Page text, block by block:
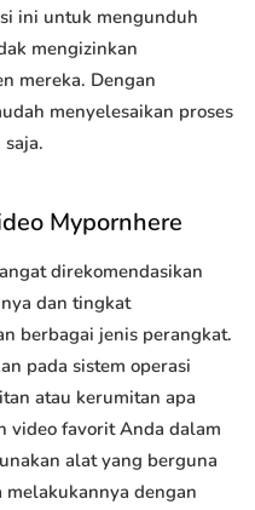
ini untuk mengunduh
mengizinkan
mereka. Dengan
menyelesaikan proses
Mypornhere
direkomendasikan
dan tingkat
berbagai jenis perangkat.
pada sistem operasi
atau kerumitan apa
video favorit Anda dalam
alat yang berguna
dengan